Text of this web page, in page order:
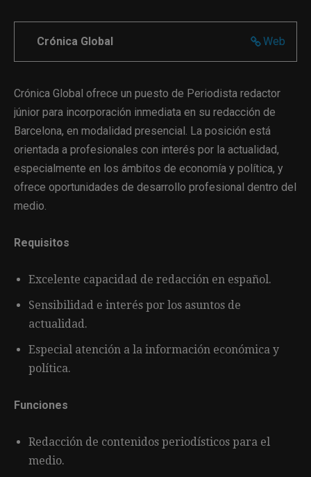
Web
Crónica Global
Crónica Global ofrece un puesto de Periodista redactor
júnior para incorporación inmediata en su redacción de
Barcelona, en modalidad presencial. La posición está
orientada a profesionales con interés por la actualidad,
especialmente en los ámbitos de economía y política, y
ofrece oportunidades de desarrollo profesional dentro del
medio.
Requisitos
Excelente capacidad de redacción en español.
Sensibilidad e interés por los asuntos de
actualidad.
Especial atención a la información económica y
política.
Funciones
Redacción de contenidos periodísticos para el
medio.